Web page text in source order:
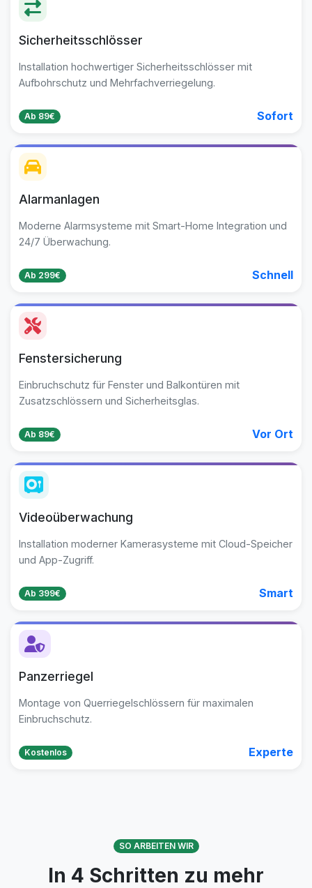
Sicherheitsschlösser
Installation hochwertiger Sicherheitsschlösser mit
Aufbohrschutz und Mehrfachverriegelung.
Ab 89€ Sofort
Alarmanlagen
Moderne Alarmsysteme mit Smart-Home Integration und
24/7 Überwachung.
Ab 299€ Schnell
Fenstersicherung
Einbruchschutz für Fenster und Balkontüren mit
Zusatzschlössern und Sicherheitsglas.
Ab 89€ Vor Ort
Videoüberwachung
Installation moderner Kamerasysteme mit Cloud-Speicher
und App-Zugriff.
Ab 399€ Smart
Panzerriegel
Montage von Querriegelschlössern für maximalen
Einbruchschutz.
Kostenlos Experte
SO ARBEITEN WIR
In 4 Schritten zu mehr